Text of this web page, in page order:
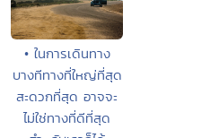
• ในการเดินทาง
บางทีทางที่ใหญ่ที่สุด
สะดวกที่สุด อาจจะ
ไม่ใช่ทางที่ดีที่สุด